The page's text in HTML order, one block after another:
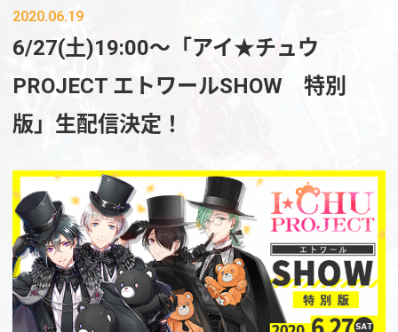
2020.06.19
6/27(土)19:00～「アイ★チュウ
PROJECT エトワールSHOW 特別
版」生配信決定！